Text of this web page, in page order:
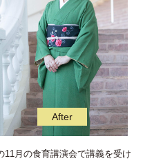
11月の食育講演会で講義を受け